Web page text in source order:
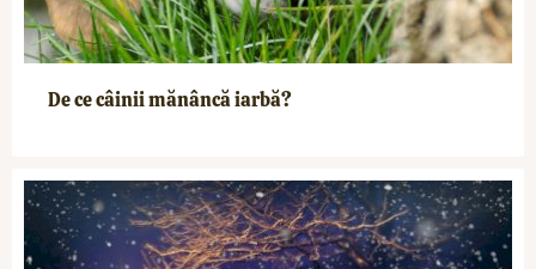
De ce câinii mănâncă iarbă?